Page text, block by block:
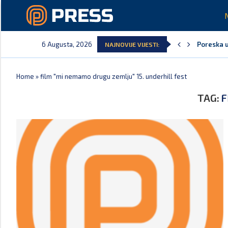
6 Augusta, 2026 NAJNOVIJE VIJESTI:
Poreska
Laković:
Crna
EPCG:
Spajić:
Home »film "mi nemamo drugu zemlju" 15. underhill fest
TAG: